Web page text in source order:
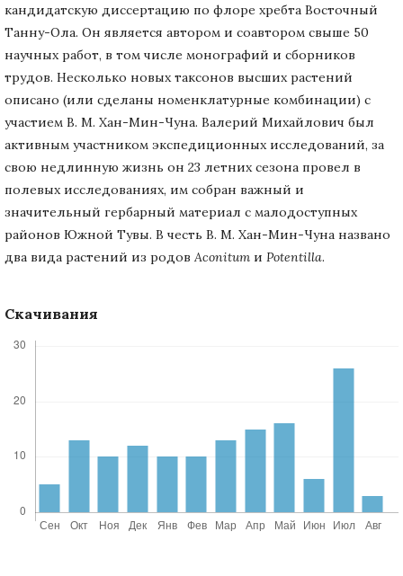
кандидатскую диссертацию по флоре хребта Восточный
Танну-Ола. Он является автором и соавтором свыше 50
научных работ, в том числе монографий и сборников
трудов. Несколько новых таксонов высших растений
описано (или сделаны номенклатурные комбинации) с
участием В. М. Хан-Мин-Чуна. Валерий Михайлович был
активным участником экспедиционных исследований, за
свою недлинную жизнь он 23 летних сезона провел в
полевых исследованиях, им собран важный и
значительный гербарный материал с малодоступных
районов Южной Тувы. В честь В. М. Хан-Мин-Чуна названо
два вида растений из родов Aconitum и Potentilla.
Скачивания